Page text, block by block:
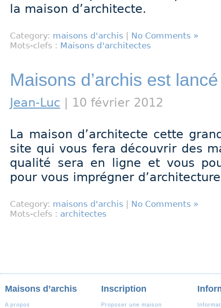
la maison d’architecte.
Category: maisons d'archis
No Comments »
Mots-clefs : Maisons d'architectes
Maisons d’archis est lancé
Jean-Luc | 10 février 2012
La maison d’architecte cette
site qui vous fera découvrir des
qualité sera en ligne et vous
pour vous imprégner
Category: maisons d'archis
No Comments »
Mots-clefs : architectes
Maisons d’archis
A propos
Inscription
Proposer une maison